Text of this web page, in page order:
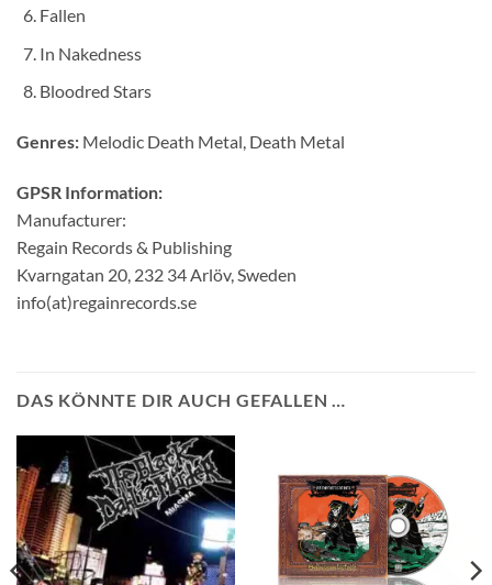
Fallen
In Nakedness
Bloodred Stars
Genres: Melodic Death Metal, Death Metal
GPSR Information:
Manufacturer:
Regain Records & Publishing
Kvarngatan 20, 232 34 Arlöv, Sweden
info(at)regainrecords.se
DAS KÖNNTE DIR AUCH GEFALLEN …